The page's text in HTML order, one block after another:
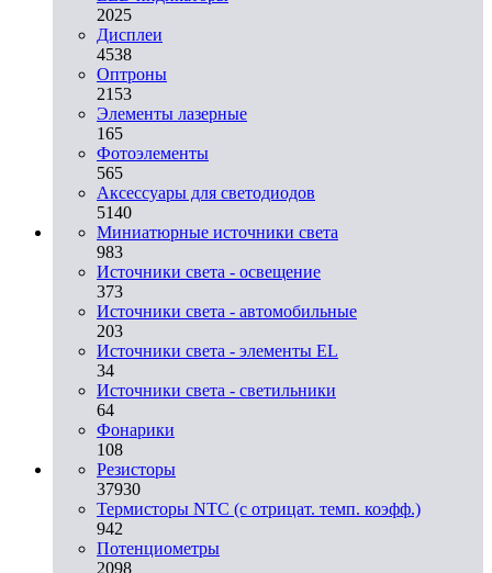
2025
Дисплеи
4538
Оптроны
2153
Элементы лазерные
165
Фотоэлементы
565
Аксессуары для светодиодов
5140
Миниатюрные источники света
983
Источники света - освещение
373
Источники света - автомобильные
203
Источники света - элементы EL
34
Источники света - светильники
64
Фонарики
108
Резисторы
37930
Термисторы NTC (с отрицат. темп. коэфф.)
942
Потенциометры
2098